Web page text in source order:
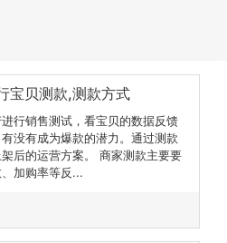
宝贝测款,测款方式
行销售测试，看宝贝的数据反馈
没有成为爆款的潜力。通过测款
后的运营方案。 商家测款主要要
加购率等反...